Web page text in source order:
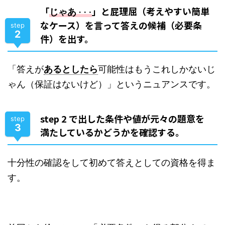
step
2
「じゃあ⋯」と屁理屈（考えやすい簡単
なケース）を言って答えの候補（必要条
件）を出す。
「答えがあるとしたら可能性はもうこれしかないじ
ゃん（保証はないけど）」というニュアンスです。
step
3
step 2 で出した条件や値が元々の題意を
満たしているかどうかを確認する。
十分性の確認をして初めて答えとしての資格を得ま
す。